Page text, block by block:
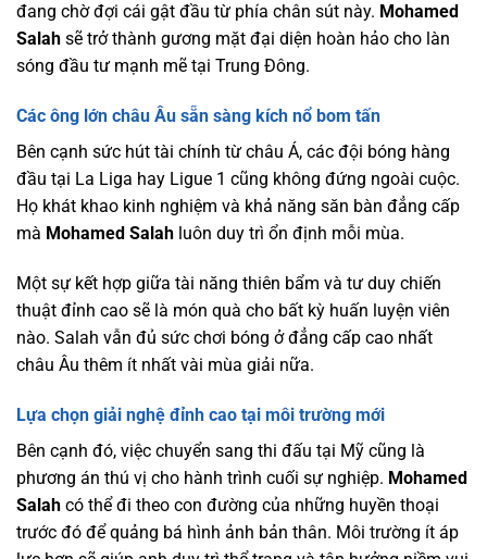
đang chờ đợi cái gật đầu từ phía chân sút này. Mohamed
Salah sẽ trở thành gương mặt đại diện hoàn hảo cho làn
sóng đầu tư mạnh mẽ tại Trung Đông.
Các ông lớn châu Âu sẵn sàng kích nổ bom tấn
Bên cạnh sức hút tài chính từ châu Á, các đội bóng hàng
đầu tại La Liga hay Ligue 1 cũng không đứng ngoài cuộc.
Họ khát khao kinh nghiệm và khả năng săn bàn đẳng cấp
mà Mohamed Salah luôn duy trì ổn định mỗi mùa.
Một sự kết hợp giữa tài năng thiên bẩm và tư duy chiến
thuật đỉnh cao sẽ là món quà cho bất kỳ huấn luyện viên
nào. Salah vẫn đủ sức chơi bóng ở đẳng cấp cao nhất
châu Âu thêm ít nhất vài mùa giải nữa.
Lựa chọn giải nghệ đỉnh cao tại môi trường mới
Bên cạnh đó, việc chuyển sang thi đấu tại Mỹ cũng là
phương án thú vị cho hành trình cuối sự nghiệp. Mohamed
Salah có thể đi theo con đường của những huyền thoại
trước đó để quảng bá hình ảnh bản thân. Môi trường ít áp